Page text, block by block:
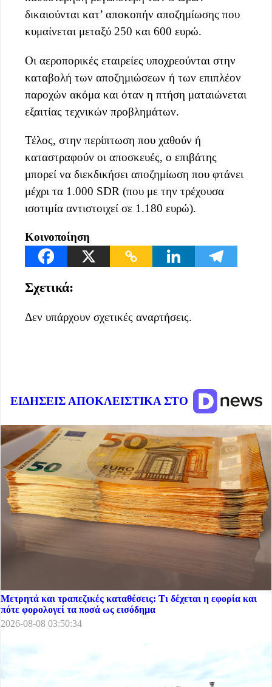
δικαιούνται κατ’ αποκοπήν αποζημίωσης που
κυμαίνεται μεταξύ 250 και 600 ευρώ.
Οι αεροπορικές εταιρείες υποχρεούνται στην
καταβολή των αποζημιώσεων ή των επιπλέον
παροχών ακόμα και όταν η πτήση ματαιώνεται
εξαιτίας τεχνικών προβλημάτων.
Τέλος, στην περίπτωση που χαθούν ή
καταστραφούν οι αποσκευές, ο επιβάτης
μπορεί να διεκδικήσει αποζημίωση που φτάνει
μέχρι τα 1.000 SDR (που με την τρέχουσα
ισοτιμία αντιστοιχεί σε 1.180 ευρώ).
Κοινοποίηση
Σχετικά:
Δεν υπάρχουν σχετικές αναρτήσεις.
ΕΙΔΗΣΕΙΣ ΑΠΟΚΛΕΙΣΤΙΚΑ ΣΤΟ
Μετρητά και τραπεζικές καταθέσεις: Τι δέχεται η εφορία και
πότε φορολογεί τα ποσά ως εισόδημα
2026-08-08 03:50:34